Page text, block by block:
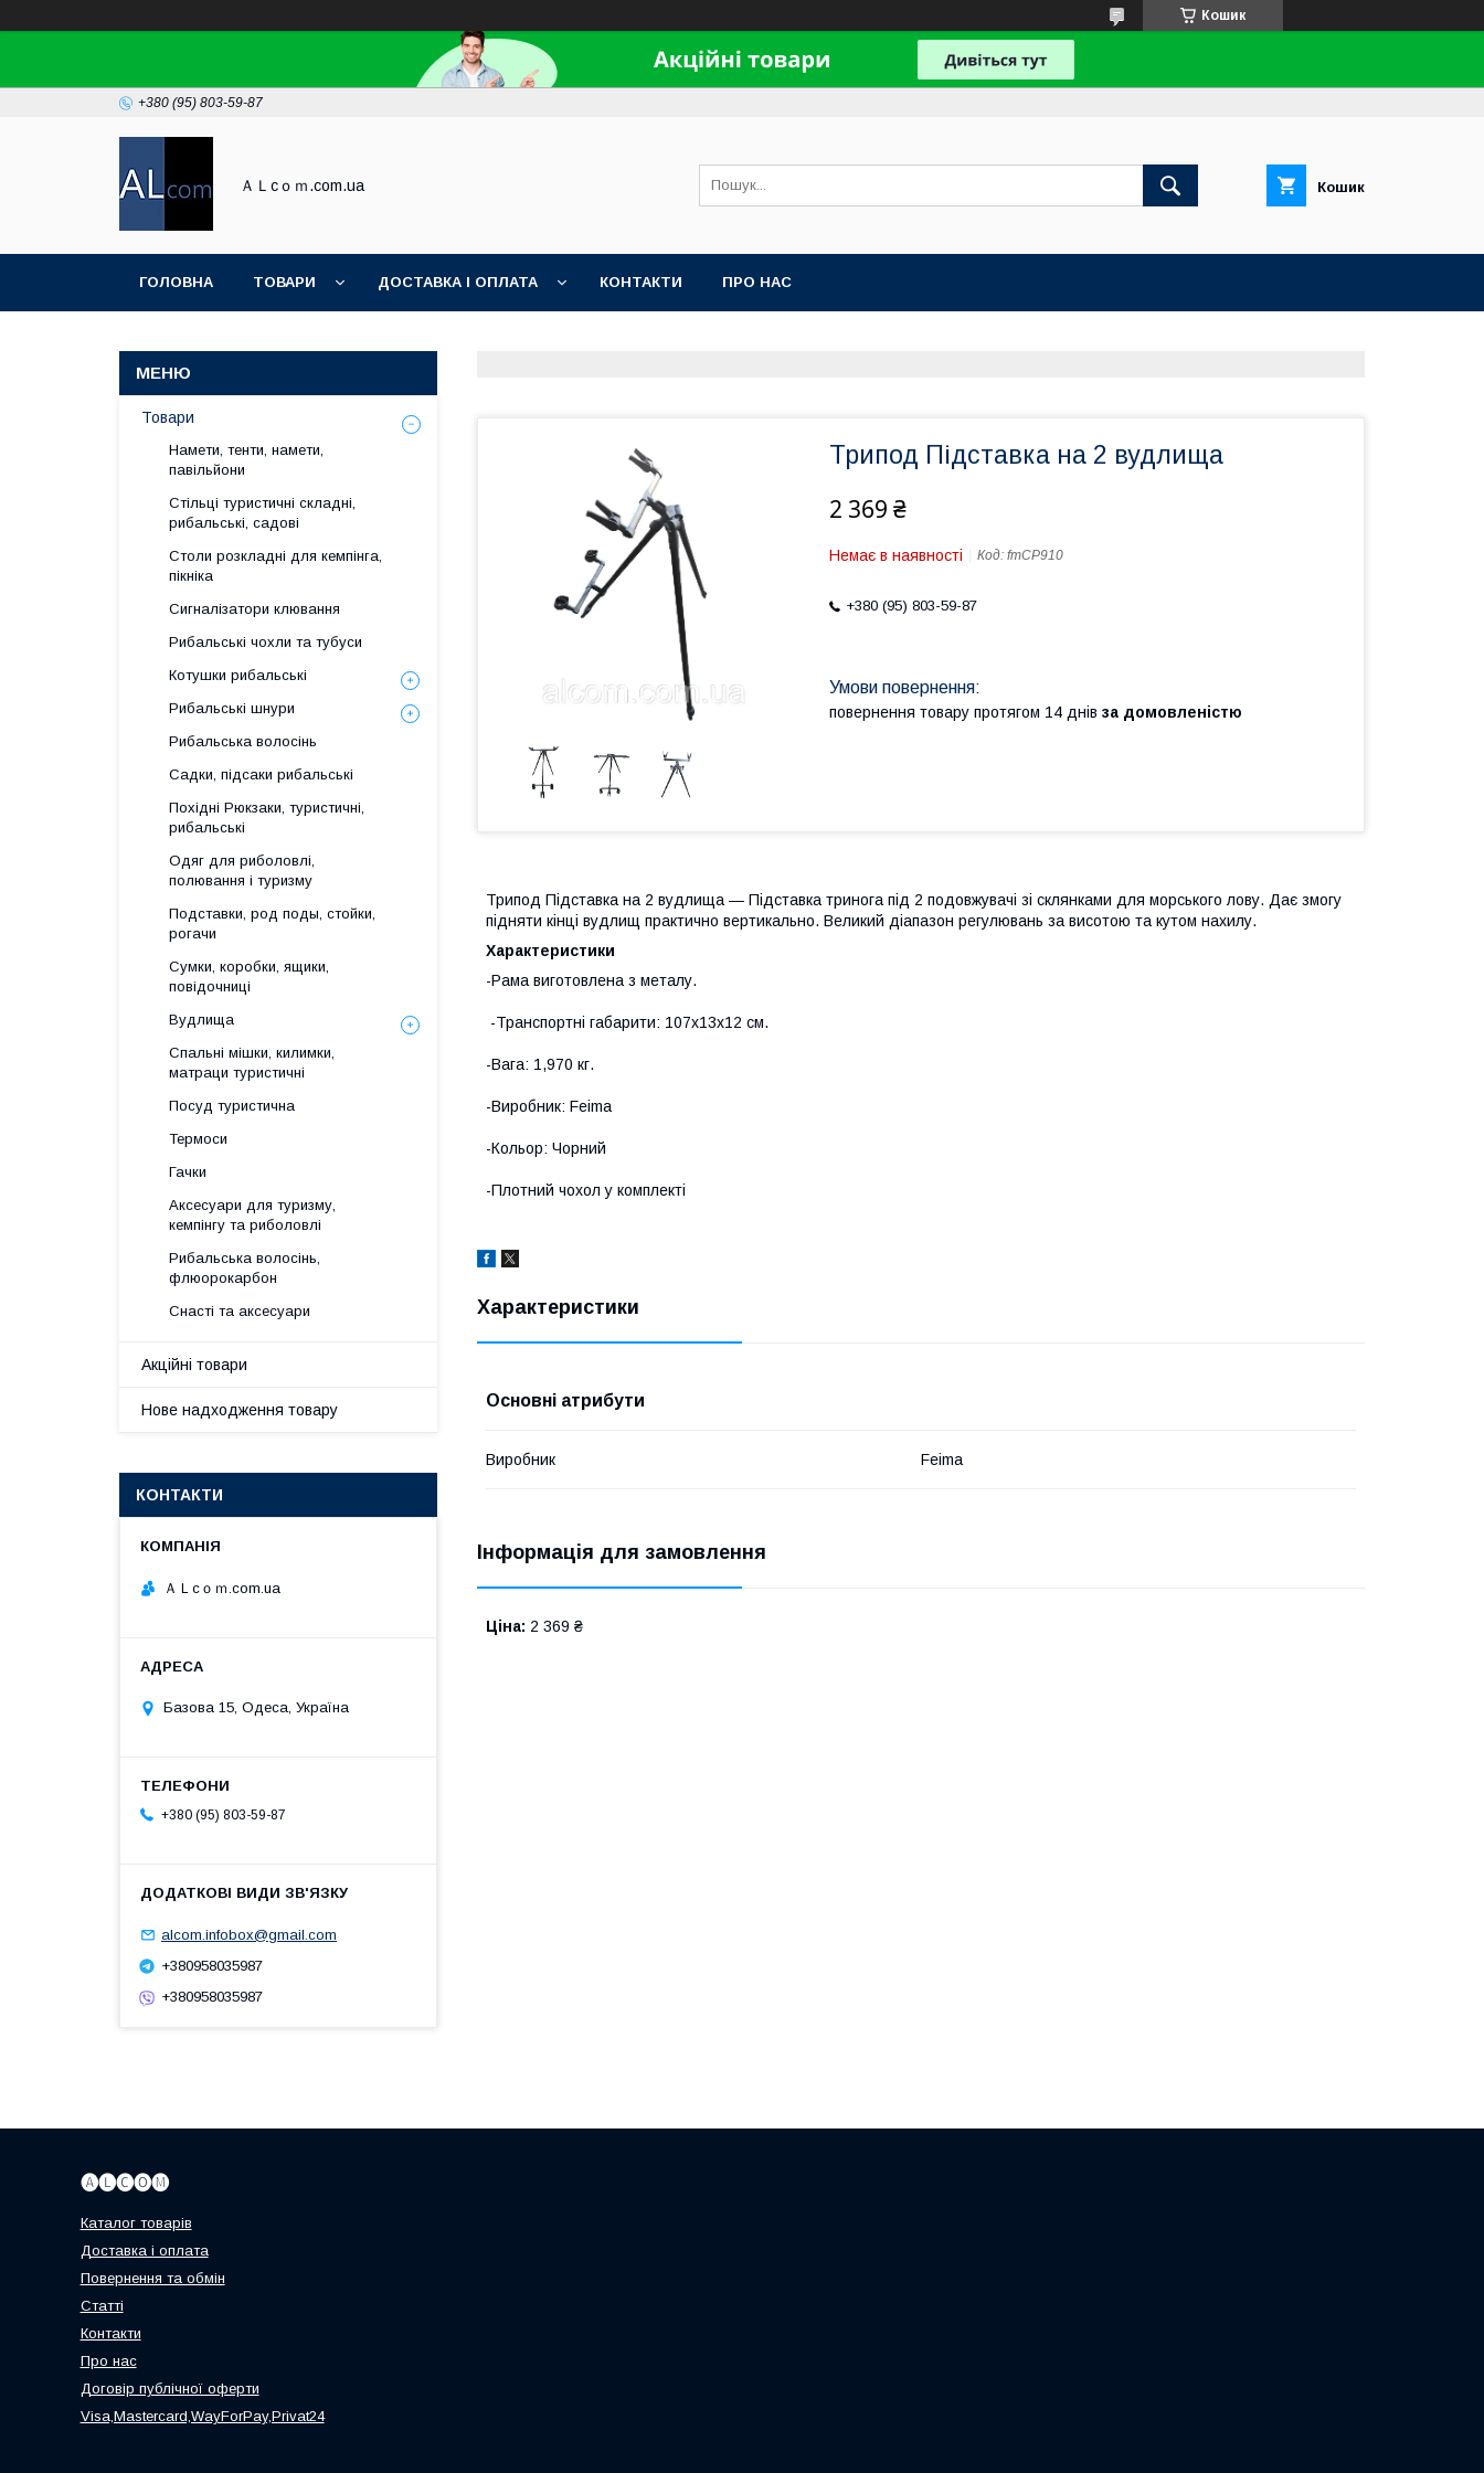
Кошик
+380 (95) 803-59-87
ＡＬcｏｍ.com.ua Кошик
ГОЛОВНА ТОВАРИ ДОСТАВКА І ОПЛАТА КОНТАКТИ ПРО НАС
Трипод Підставка на 2 вудлища
2 369 ₴
Немає в наявності Код: fmСР910
+380 (95) 803-59-87
повернення товару протягом 14 днів за домовленістю
Трипод Підставка на 2 вудлища — Підставка тринога під 2 подовжувачі зі склянками для морського лову. Дає змогу
підняти кінці вудлищ практично вертикально. Великий діапазон регулювань за висотою та кутом нахилу.
Характеристики
-Рама виготовлена з металу.
-Транспортні габарити: 107х13х12 см.
-Вага: 1,970 кг.
-Виробник: Feima
-Кольор: Чорний
-Плотний чохол у комплекті
Характеристики
Основні атрибути
Виробник Feima
Інформація для замовлення
Ціна: 2 369 ₴
Товари
Намети, тенти, намети,
павільйони
Стільці туристичні складні,
рибальські, садові
Столи розкладні для кемпінга,
пікніка
Сигналізатори клювання
Рибальські чохли та тубуси
Котушки рибальські
Рибальські шнури
Рибальська волосінь
Садки, підсаки рибальські
Похідні Рюкзаки, туристичні,
рибальські
Одяг для риболовлі,
полювання і туризму
Подставки, род поды, стойки,
рогачи
Сумки, коробки, ящики,
повідочниці
Вудлища
Спальні мішки, килимки,
матраци туристичні
Посуд туристична
Термоси
Гачки
Аксесуари для туризму,
кемпінгу та риболовлі
Рибальська волосінь,
флюорокарбон
Снасті та аксесуари
Акційні товари
Нове надходження товару
КОНТАКТИ
ＡＬcｏｍ.com.ua
Базова 15, Одеса, Україна
+380 (95) 803-59-87
alcom.infobox@gmail.com
+380958035987
+380958035987
🅐🅛🅒🅞🅜
Каталог товарів
Доставка і оплата
Повернення та обмін
Статті
Контакти
Про нас
Договір публічної оферти
Visa,Mastercard,WayForPay,Privat24